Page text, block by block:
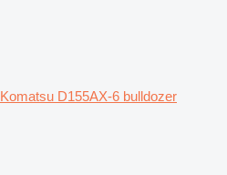
Komatsu D155AX-6 bulldozer